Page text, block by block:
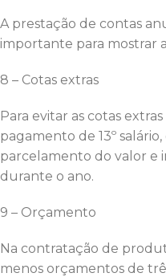
A prestação de contas
importante para mostrar
8 – Cotas extras
Para evitar as cotas
pagamento de 13º
parcelamento do valor e
durante o ano.
9 – Orçamento
Na contratação de
menos orçamentos de